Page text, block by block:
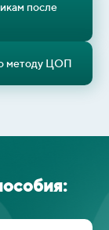
после
методу ЦОП